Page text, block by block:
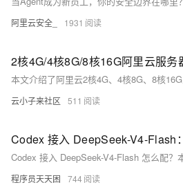
阿里云安全_ 1931
云小子来社区 511
程序员天天困 744